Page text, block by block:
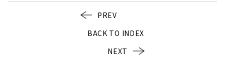
PREV
BACK TO INDEX
NEXT